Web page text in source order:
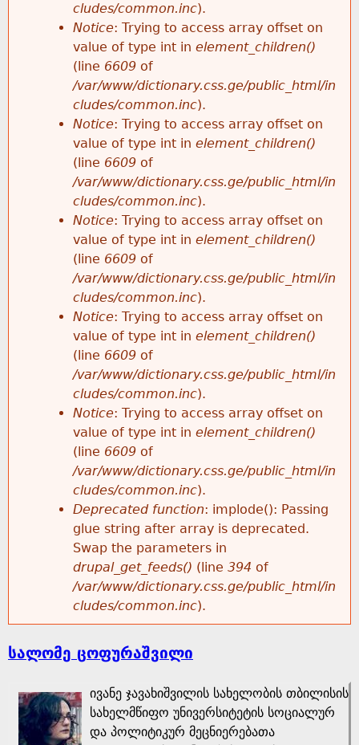
cludes/common.inc).
Notice: Trying to access array offset on
value of type int in element_children()
(line 6609 of
/var/www/dictionary.css.ge/public_html/in
cludes/common.inc).
Notice: Trying to access array offset on
value of type int in element_children()
(line 6609 of
/var/www/dictionary.css.ge/public_html/in
cludes/common.inc).
Notice: Trying to access array offset on
value of type int in element_children()
(line 6609 of
/var/www/dictionary.css.ge/public_html/in
cludes/common.inc).
Notice: Trying to access array offset on
value of type int in element_children()
(line 6609 of
/var/www/dictionary.css.ge/public_html/in
cludes/common.inc).
Notice: Trying to access array offset on
value of type int in element_children()
(line 6609 of
/var/www/dictionary.css.ge/public_html/in
cludes/common.inc).
Deprecated function: implode(): Passing
glue string after array is deprecated.
Swap the parameters in
drupal_get_feeds() (line 394 of
/var/www/dictionary.css.ge/public_html/in
cludes/common.inc).
სალომე ცოფურაშვილი
ივანე ჯავახიშვილის სახელობის თბილისის
სახელმწიფო უნივერსიტეტის სოციალურ
და პოლიტიკურ მეცნიერებათა